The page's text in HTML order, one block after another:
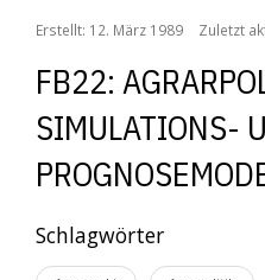
Erstellt: 12. März 1989 Zuletzt
FB22:
SIMULATIONS-
Schlagwörter